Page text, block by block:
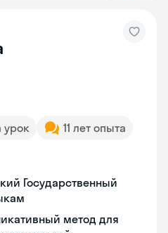
урок
11 лет опыта
Государственный
метод для